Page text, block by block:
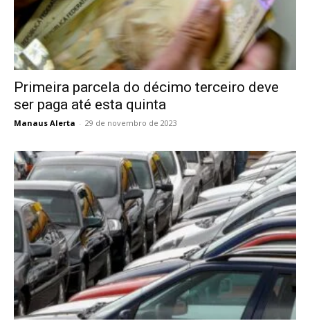
Primeira parcela do décimo terceiro deve
ser paga até esta quinta
Manaus Alerta - 29 de novembro de 2023